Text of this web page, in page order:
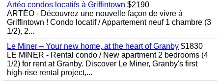
Artéo condos locatifs à Griffintown $2190
ARTÉO - Découvrez une nouvelle façon de vivre à
Griffintown ! Condo locatif / Appartement neuf 1 chambre (3
1/2), 2...
Le Miner – Your new home, at the heart of Granby $1830
LE MINER - Rental condo / New apartment 2 bedrooms (4
1/2) for rent at Granby. Discover Le Miner, Granby's first
high-rise rental project,...